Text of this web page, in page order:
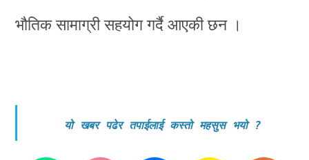
भौतिक सामाग्री सहयोग गर्दै आएकी छन ।
यो खबर पढेर तपाईलाई कस्तो महसुस भयो?